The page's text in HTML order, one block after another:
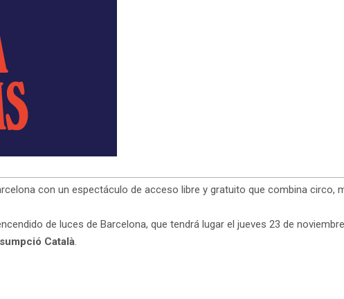
con un espectáculo de acceso libre y gratuito que combina circo,
de luces de Barcelona, que tendrá lugar el jueves 23 de
Català.